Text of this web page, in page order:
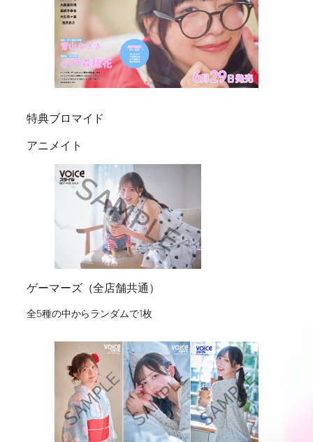
特典ブロマイド
アニメイト
ゲーマーズ（全店舗共通）
全5種の中からランダムで1枚